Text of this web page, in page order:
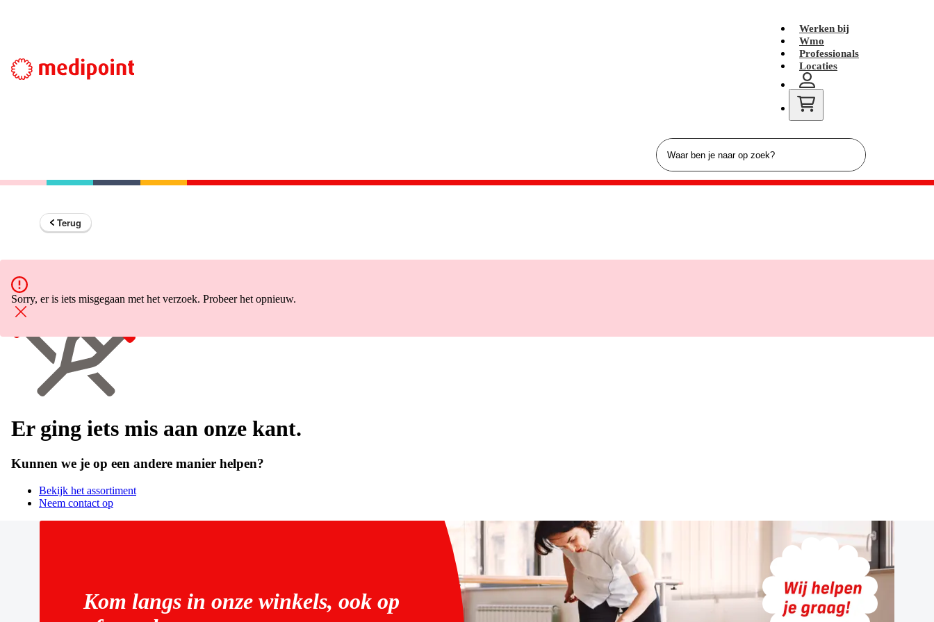
Werken bij
Wmo
Professionals
Locaties
Terug
Sorry, er is iets misgegaan met het verzoek. Probeer het opnieuw.
Er ging iets mis aan onze kant.
Kunnen we je op een andere manier helpen?
Bekijk het assortiment
Neem contact op
Kom langs in onze winkels, ook op